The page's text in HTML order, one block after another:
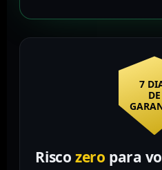
7
DE
Risco zero para